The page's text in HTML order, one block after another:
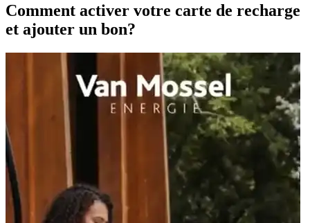
Comment activer votre carte de recharge
et ajouter un bon?